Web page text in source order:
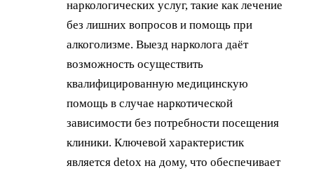
наркологических услуг, такие как лечение
без лишних вопросов и помощь при
алкоголизме. Выезд нарколога даёт
возможность осуществить
квалифицированную медицинскую
помощь в случае наркотической
зависимости без потребности посещения
клиники. Ключевой характеристик
является detox на дому, что обеспечивает